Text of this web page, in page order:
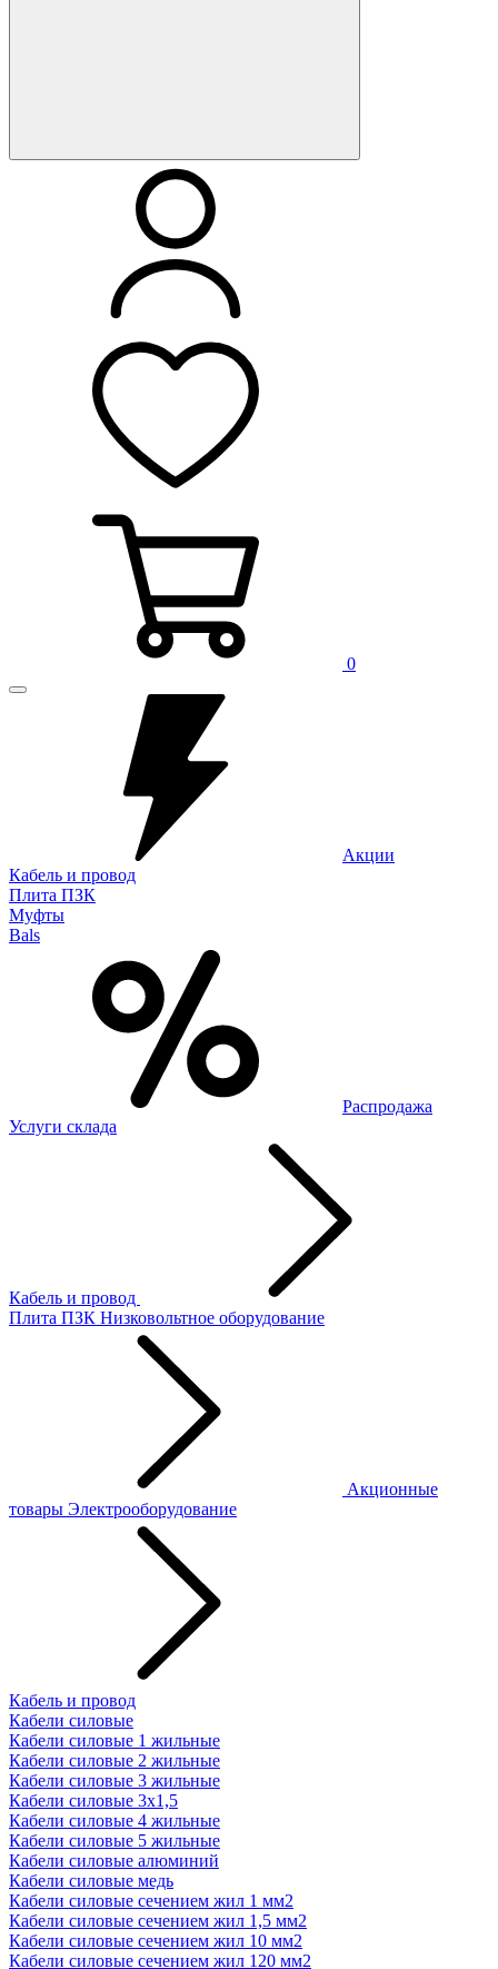
0
Акции
Кабель и провод
Плита ПЗК
Муфты
Bals
Распродажа
Услуги склада
Кабель и провод
Плита ПЗК Низковольтное оборудование
Акционные
товары Электрооборудование
Кабель и провод
Кабели силовые
Кабели силовые 1 жильные
Кабели силовые 2 жильные
Кабели силовые 3 жильные
Кабели силовые 3х1,5
Кабели силовые 4 жильные
Кабели силовые 5 жильные
Кабели силовые алюминий
Кабели силовые медь
Кабели силовые сечением жил 1 мм2
Кабели силовые сечением жил 1,5 мм2
Кабели силовые сечением жил 10 мм2
Кабели силовые сечением жил 120 мм2